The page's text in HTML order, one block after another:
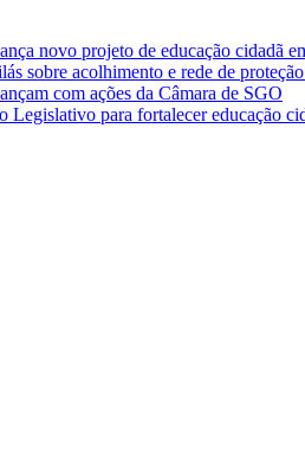
novo projeto de educação cidadã
sobre acolhimento e rede de
com ações da Câmara de SGO
Legislativo para fortalecer educação